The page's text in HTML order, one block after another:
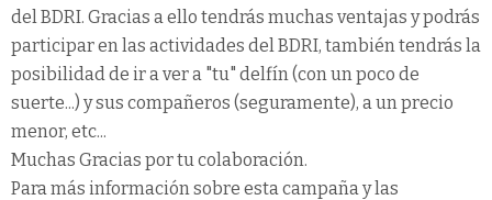
del BDRI. Gracias a ello tendrás muchas ventajas y podrás
participar en las actividades del BDRI, también tendrás la
posibilidad de ir a ver a "tu" delfín (con un poco de
suerte...) y sus compañeros (seguramente), a un precio
menor, etc...
Muchas Gracias por tu colaboración.
Para más información sobre esta campaña y las